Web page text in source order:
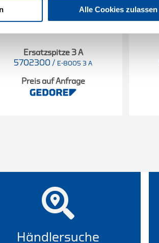
Alle Cookies zulassen
Ersatzspitze 3 A
5702300 / E-8005 3 A
Preis auf Anfrage
Händlersuche